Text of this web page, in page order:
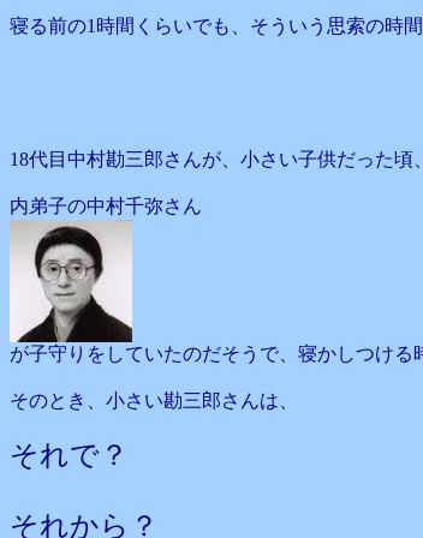
寝る前の1時間くらいでも、そういう思索の時
18代目中村勘三郎さんが、小さい子供だった頃、
内弟子の中村千弥さん
が子守りをしていたのだそうで、寝かしつける
そのとき、小さい勘三郎さんは、
それで？
それから？